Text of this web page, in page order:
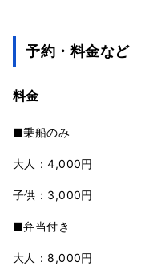
予約・料金など
料金
■乗船のみ
大人：4,000円
子供：3,000円
■弁当付き
大人：8,000円